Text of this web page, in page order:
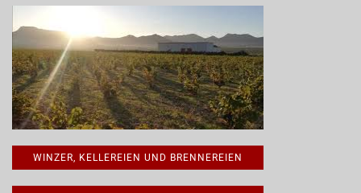
WINZER, KELLEREIEN UND BRENNEREIEN